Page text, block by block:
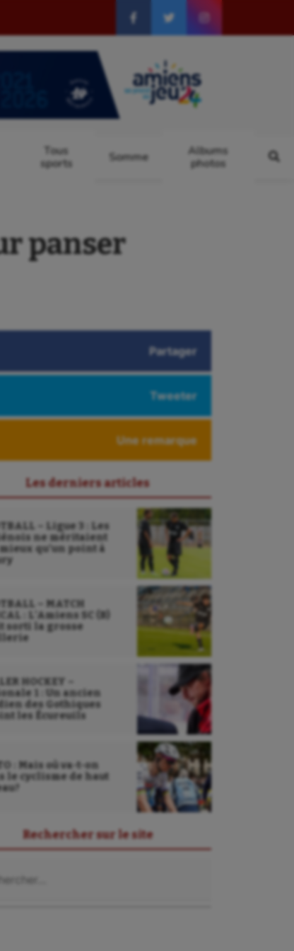
Tous
sports
Somme
Albums
photos
panser
Partager
Tweeter
Une remarque
Les derniers articles
– Ligue 3 : Les
ne méritaient
qu’un point à
– MATCH
: L’Amiens SC (B)
sorti la grosse
HOCKEY –
1 : Un ancien
des Gothiques
les Écureuils
: Mais où va-t-on
le cyclisme de haut
Rechercher sur le site